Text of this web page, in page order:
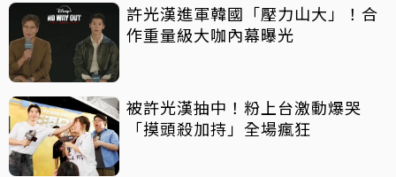
許光漢進軍韓國「壓力山大」！合
作重量級大咖內幕曝光
被許光漢抽中！粉上台激動爆哭
「摸頭殺加持」全場瘋狂